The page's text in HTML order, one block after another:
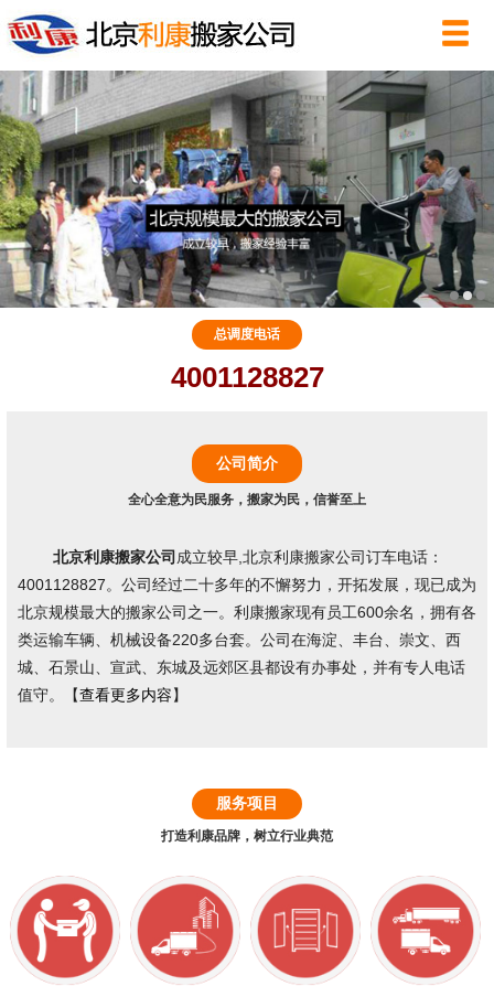
总调度电话
4001128827
公司简介
全心全意为民服务，搬家为民，信誉至上
北京利康搬家公司 成立较早,北京利康搬家公司订车电话：
4001128827。公司经过二十多年的不懈努力，开拓发展，现已成为
北京规模最大的搬家公司之一。利康搬家现有员工600余名，拥有各
类运输车辆、机械设备220多台套。公司在海淀、丰台、崇文、西
城、石景山、宣武、东城及远郊区县都设有办事处，并有专人电话
值守。【查看更多内容】
服务项目
打造利康品牌，树立行业典范